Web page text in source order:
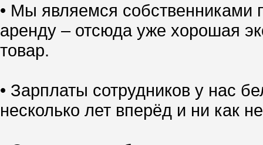
• Мы являемся собственниками
аренду – отсюда уже хорошая
товар.
• Зарплаты сотрудников у нас
несколько лет вперёд и ни как